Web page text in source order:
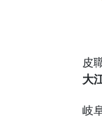
皮
大
岐